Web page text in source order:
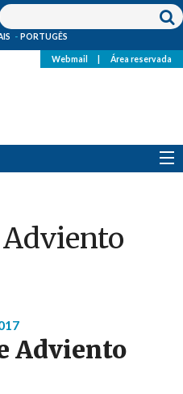
PORTUGÊS
Webmail Área reservada
Adviento